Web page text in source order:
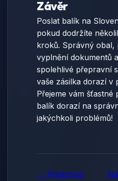
Závěr
Poslat balík na
pokud dodržíte
kroků. Správný obal,
vyplnění dokumentů
spolehlivé přepravní
vaše zásilka dorazí v
Přejeme vám šťastné
balík dorazí na
jakýchkoli problémů!
← Předchozí